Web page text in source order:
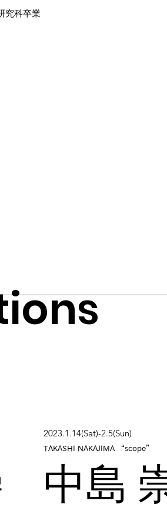
究科卒業
2023.1.14(Sat)-2.5(Sun)
TAKASHI NAKAJIMA “scope”
中島